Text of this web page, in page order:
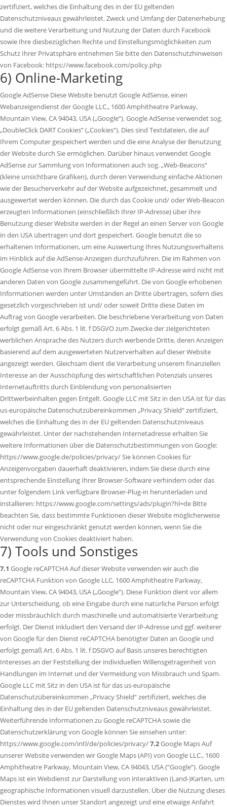
zertifiziert, welches die Einhaltung des in der EU geltenden
Datenschutzniveaus gewährleistet. Zweck und Umfang der Datenerhebung
und die weitere Verarbeitung und Nutzung der Daten durch Facebook
sowie Ihre diesbezüglichen Rechte und Einstellungsmöglichkeiten zum
Schutz Ihrer Privatsphäre entnehmen Sie bitte den Datenschutzhinweisen
von Facebook: https://www.facebook.com/policy.php
6) Online-Marketing
Google AdSense Diese Website benutzt Google AdSense, einen
Webanzeigendienst der Google LLC., 1600 Amphitheatre Parkway,
Mountain View, CA 94043, USA („Google“). Google AdSense verwendet sog.
„DoubleClick DART Cookies“ („Cookies“). Dies sind Textdateien, die auf
Ihrem Computer gespeichert werden und die eine Analyse der Benutzung
der Website durch Sie ermöglichen. Darüber hinaus verwendet Google
AdSense zur Sammlung von Informationen auch sog. „Web-Beacons“
(kleine unsichtbare Grafiken), durch deren Verwendung einfache Aktionen
wie der Besucherverkehr auf der Website aufgezeichnet, gesammelt und
ausgewertet werden können. Die durch das Cookie und/ oder Web-Beacon
erzeugten Informationen (einschließlich Ihrer IP-Adresse) über Ihre
Benutzung dieser Website werden in der Regel an einen Server von Google
in den USA übertragen und dort gespeichert. Google benutzt die so
erhaltenen Informationen, um eine Auswertung Ihres Nutzungsverhaltens
im Hinblick auf die AdSense-Anzeigen durchzuführen. Die im Rahmen von
Google AdSense von Ihrem Browser übermittelte IP-Adresse wird nicht mit
anderen Daten von Google zusammengeführt. Die von Google erhobenen
Informationen werden unter Umständen an Dritte übertragen, sofern dies
gesetzlich vorgeschrieben ist und/ oder soweit Dritte diese Daten im
Auftrag von Google verarbeiten. Die beschriebene Verarbeitung von Daten
erfolgt gemäß Art. 6 Abs. 1 lit. f DSGVO zum Zwecke der zielgerichteten
werblichen Ansprache des Nutzers durch werbende Dritte, deren Anzeigen
basierend auf dem ausgewerteten Nutzerverhalten auf dieser Website
angezeigt werden. Gleichsam dient die Verarbeitung unserem finanziellen
Interesse an der Ausschöpfung des wirtschaftlichen Potenzials unseres
Internetauftritts durch Einblendung von personalisierten
Drittwerbeinhalten gegen Entgelt. Google LLC mit Sitz in den USA ist für das
us-europäische Datenschutzübereinkommen „Privacy Shield“ zertifiziert,
welches die Einhaltung des in der EU geltenden Datenschutzniveaus
gewährleistet. Unter der nachstehenden Internetadresse erhalten Sie
weitere Informationen über die Datenschutzbestimmungen von Google:
https://www.google.de/policies/privacy/ Sie können Cookies für
Anzeigenvorgaben dauerhaft deaktivieren, indem Sie diese durch eine
entsprechende Einstellung Ihrer Browser-Software verhindern oder das
unter folgendem Link verfügbare Browser-Plug-in herunterladen und
installieren: https://www.google.com/settings/ads/plugin?hl=de Bitte
beachten Sie, dass bestimmte Funktionen dieser Website möglicherweise
nicht oder nur eingeschränkt genutzt werden können, wenn Sie die
Verwendung von Cookies deaktiviert haben.
7) Tools und Sonstiges
7.1 Google reCAPTCHA Auf dieser Website verwenden wir auch die
reCAPTCHA Funktion von Google LLC, 1600 Amphitheatre Parkway,
Mountain View, CA 94043, USA („Google“). Diese Funktion dient vor allem
zur Unterscheidung, ob eine Eingabe durch eine natürliche Person erfolgt
oder missbräuchlich durch maschinelle und automatisierte Verarbeitung
erfolgt. Der Dienst inkludiert den Versand der IP-Adresse und ggf. weiterer
von Google für den Dienst reCAPTCHA benötigter Daten an Google und
erfolgt gemäß Art. 6 Abs. 1 lit. f DSGVO auf Basis unseres berechtigten
Interesses an der Feststellung der individuellen Willensgetragenheit von
Handlungen im Internet und der Vermeidung von Missbrauch und Spam.
Google LLC mit Sitz in den USA ist für das us-europäische
Datenschutzübereinkommen „Privacy Shield“ zertifiziert, welches die
Einhaltung des in der EU geltenden Datenschutzniveaus gewährleistet.
Weiterführende Informationen zu Google reCAPTCHA sowie die
Datenschutzerklärung von Google können Sie einsehen unter:
https://www.google.com/intl/de/policies/privacy/7.2Google Maps Auf
unserer Website verwenden wir Google Maps (API) von Google LLC., 1600
Amphitheatre Parkway, Mountain View, CA 94043, USA (“Google”). Google
Maps ist ein Webdienst zur Darstellung von interaktiven (Land-)Karten, um
geographische Informationen visuell darzustellen. Über die Nutzung dieses
Dienstes wird Ihnen unser Standort angezeigt und eine etwaige Anfahrt